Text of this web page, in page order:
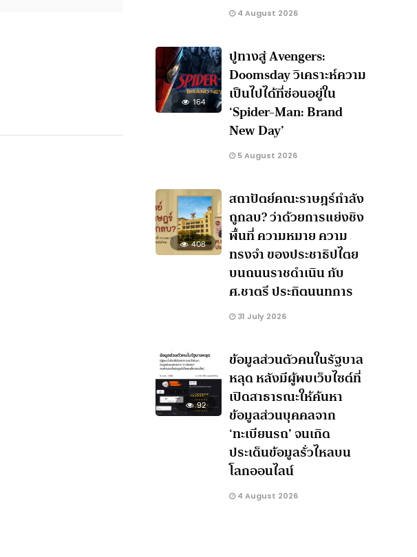
4 August 2026
164
ปูทางสู่ Avengers:
Doomsday วิเคราะห์ความ
เป็นไปได้ที่ซ่อนอยู่ใน
‘Spider-Man: Brand
New Day’
5 August 2026
408
สถาปัตย์คณะราษฎร์กำลัง
ถูกลบ? ว่าด้วยการแย่งชิง
พื้นที่ ความหมาย ความ
ทรงจำ ของประชาธิปไตย
บนถนนราชดำเนิน กับ
ศ.ชาตรี ประกิตนนทการ
31 July 2026
92
ข้อมูลส่วนตัวคนในรัฐบาล
หลุด หลังมีผู้พบเว็บไซต์ที่
เปิดสาธารณะให้ค้นหา
ข้อมูลส่วนบุคคลจาก
‘ทะเบียนรถ’ จนเกิด
ประเด็นข้อมูลรั่วไหลบน
โลกออนไลน์
4 August 2026